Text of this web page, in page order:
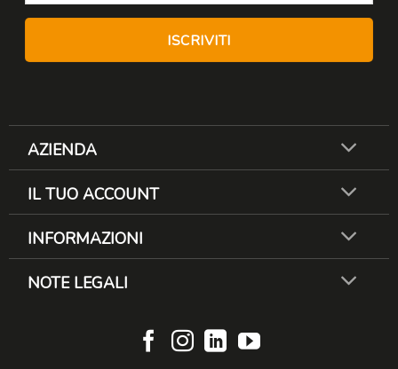
AZIENDA
IL TUO ACCOUNT
INFORMAZIONI
NOTE LEGALI